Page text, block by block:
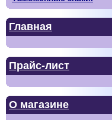
Главная
Прайс-лист
О магазине